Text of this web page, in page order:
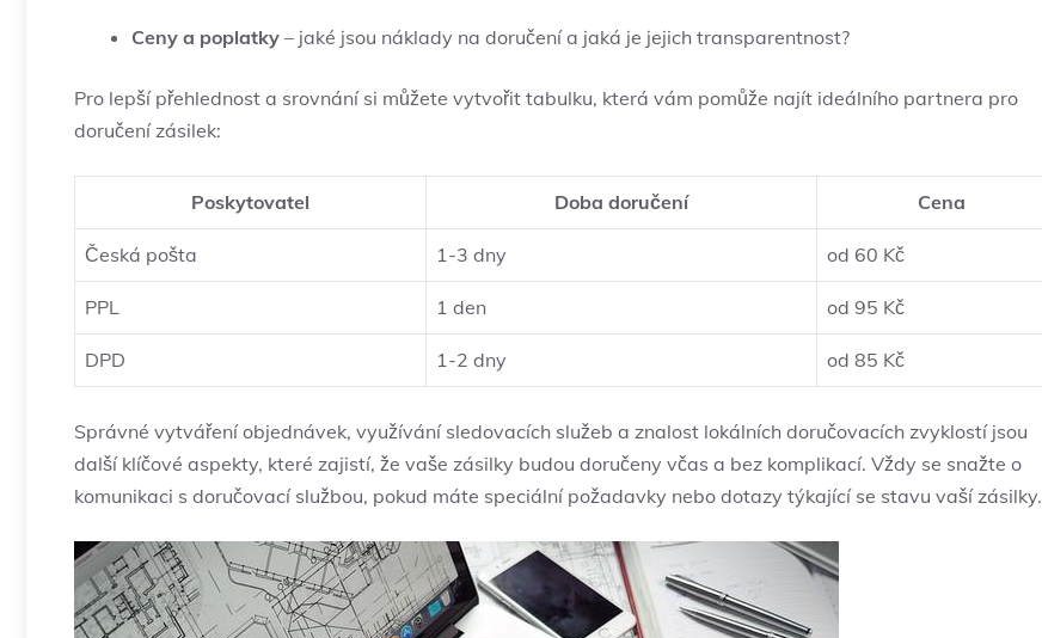
Ceny a poplatky – jaké jsou náklady na doručení a jaká je jejich transparentnost?
Pro lepší přehlednost a srovnání si můžete vytvořit tabulku, která vám pomůže najít ideálního partnera pro
doručení zásilek:
Poskytovatel Doba doručení Cena
Česká pošta 1-3 dny od 60 Kč
PPL 1 den od 95 Kč
DPD 1-2 dny od 85 Kč
Správné vytváření objednávek, využívání sledovacích služeb a znalost lokálních doručovacích zvyklostí jsou
další klíčové aspekty, které zajistí, že vaše zásilky budou doručeny včas a bez komplikací. Vždy se snažte o
komunikaci s doručovací službou, pokud máte speciální požadavky nebo dotazy týkající se stavu vaší zásilky.